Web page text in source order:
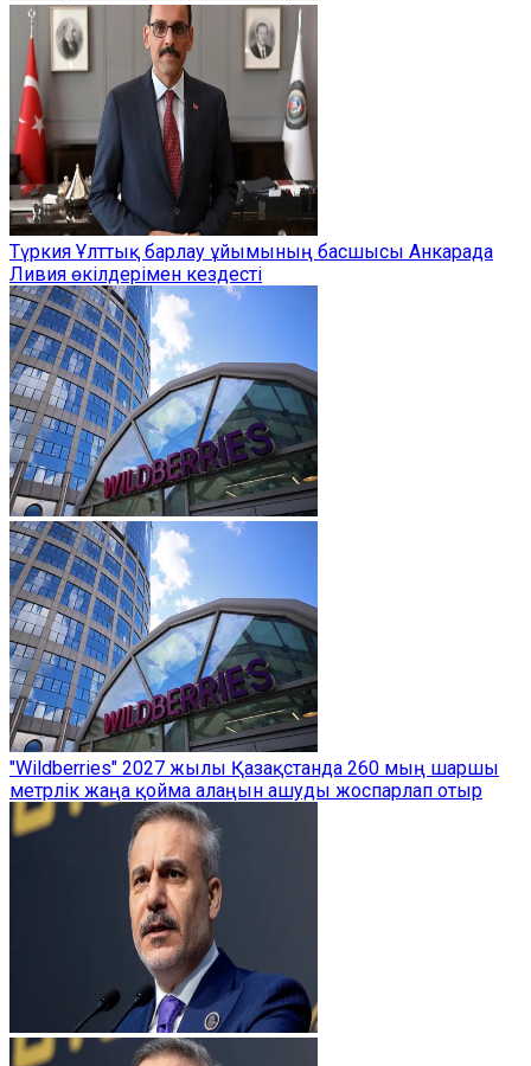
Түркия Ұлттық барлау ұйымының басшысы Анкарада
Ливия өкілдерімен кездесті
"Wildberries" 2027 жылы Қазақстанда 260 мың шаршы
метрлік жаңа қойма алаңын ашуды жоспарлап отыр